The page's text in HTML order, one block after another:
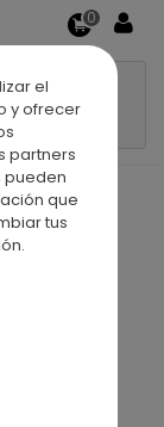
el
y ofrecer
partners
pueden
que
tus
0